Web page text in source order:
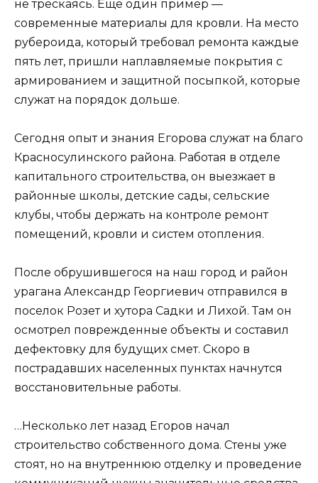
не трескаясь. Еще один пример —
современные материалы для кровли. На место
рубероида, который требовал ремонта каждые
пять лет, пришли наплавляемые покрытия с
армированием и защитной посыпкой, которые
служат на порядок дольше.
Сегодня опыт и знания Егорова служат на благо
Красносулинского района. Работая в отделе
капитального строительства, он выезжает в
районные школы, детские сады, сельские
клубы, чтобы держать на контроле ремонт
помещений, кровли и систем отопления.
После обрушившегося на наш город и район
урагана Александр Георгиевич отправился в
поселок Розет и хутора Садки и Лихой. Там он
осмотрел поврежденные объекты и составил
дефектовку для будущих смет. Скоро в
пострадавших населенных пунктах начнутся
восстановительные работы.
…Несколько лет назад Егоров начал
строительство собственного дома. Стены уже
стоят, но на внутреннюю отделку и проведение